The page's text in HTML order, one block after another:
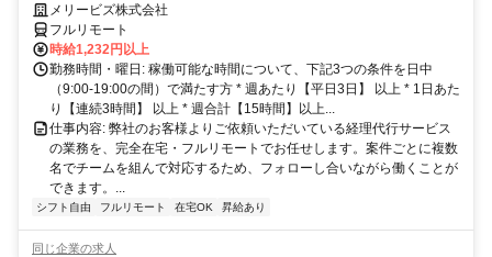
完全在宅で育児・介護中の方も大歓迎♪
メリービズ株式会社
フルリモート
時給1,232円以上
勤務時間・曜日: 稼働可能な時間について、下記3つの条件を日中
（9:00-19:00の間）で満たす方 * 週あたり【平日3日】 以上 * 1日あた
り【連続3時間】 以上 * 週合計【15時間】以上...
仕事内容: 弊社のお客様よりご依頼いただいている経理代行サービス
の業務を、完全在宅・フルリモートでお任せします。案件ごとに複数
名でチームを組んで対応するため、フォローし合いながら働くことが
できます。...
シフト自由 フルリモート 在宅OK 昇給あり
同じ企業の求人